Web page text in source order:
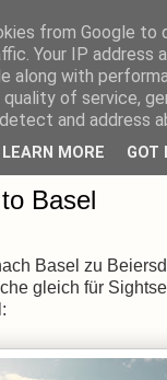
von unterwegs &
Basel
Basel zu
gleich für
from Google to
Your IP address
along with
of service,
and address
LEARN MORE GOT